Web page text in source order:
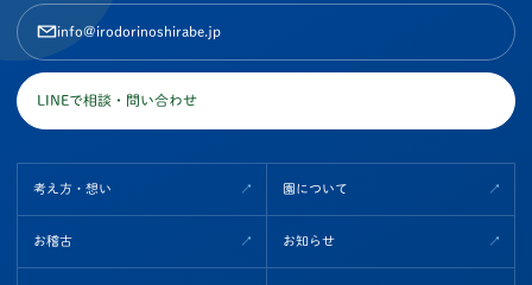
info@irodorinoshirabe.jp
LINEで相談・問い合わせ
考え方・想い 園について
お稽古 お知らせ